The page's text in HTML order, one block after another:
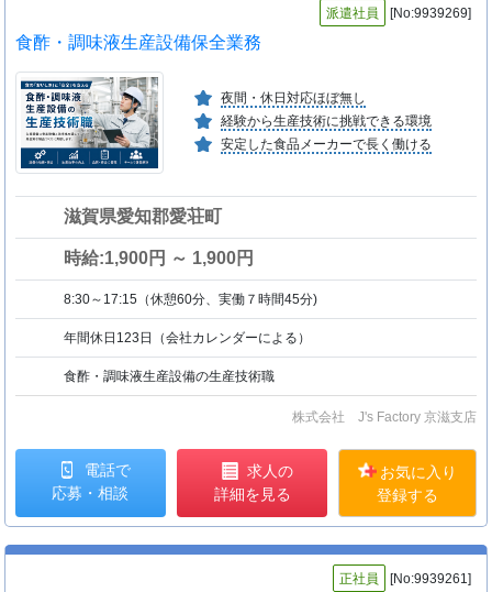
派遣社員 [No:9939269]
食酢・調味液生産設備保全業務
夜間・休日対応ほぼ無し
経験から生産技術に挑戦できる環境
安定した食品メーカーで長く働ける
滋賀県愛知郡愛荘町
時給:1,900円 ～ 1,900円
8:30～17:15（休憩60分、実働７時間45分)
年間休日123日（会社カレンダーによる）
食酢・調味液生産設備の生産技術職
株式会社 J's Factory 京滋支店
電話で
応募・相談
求人の
詳細を見る
お気に入り
登録する
正社員 [No:9939261]